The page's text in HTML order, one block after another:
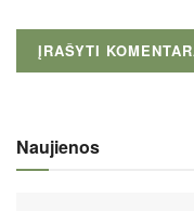
Naujienos